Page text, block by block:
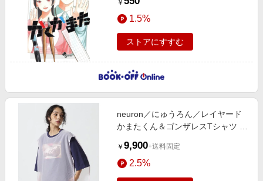
￥
1.5%
ストアにすすむ
neuron／にゅうろん／レイヤード
かまたくん＆ゴンザレスTシャツ ピ
￥ 9,900+送料固定
2.5%